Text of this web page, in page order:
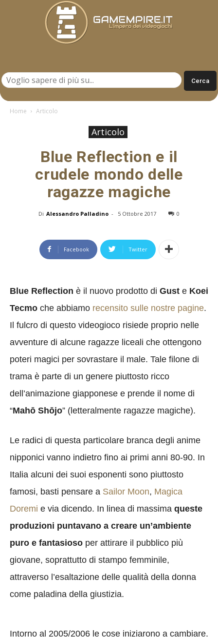
Home Articolo
Articolo
Blue Reflection e il
crudele mondo delle
ragazze magiche
Di Alessandro Palladino - 5 Ottobre 2017 0
Facebook Twitter
Blue Reflection è il nuovo prodotto di Gust e Koei
Tecmo che abbiamo recensito sulle nostre pagine.
Il fulcro di questo videogioco risiede proprio nelle
avventure di alcune ragazze liceali che ottengono
poteri magici per sovrastare il male. Tale filone di
trama è parte di un genere piuttosto ricco
dell’animazione giapponese e prende il nome di
“Mahō Shōjo” (letteralmente ragazze magiche).
Le radici di questa particolare branca degli anime
nipponici vanno indietro fino ai primi anni 80-90. In
Italia alcuni dei suoi esponenti sono piuttosto
famosi, basti pensare a Sailor Moon, Magica
Doremi e via dicendo. In linea di massima queste
produzioni puntavano a creare un’ambiente
puro e fantasioso per attirare il pubblico più
giovane, soprattutto di stampo femminile,
attraverso l’esaltazione delle qualità della donna
come paladina della giustizia.
Intorno al 2005/2006 le cose iniziarono a cambiare.